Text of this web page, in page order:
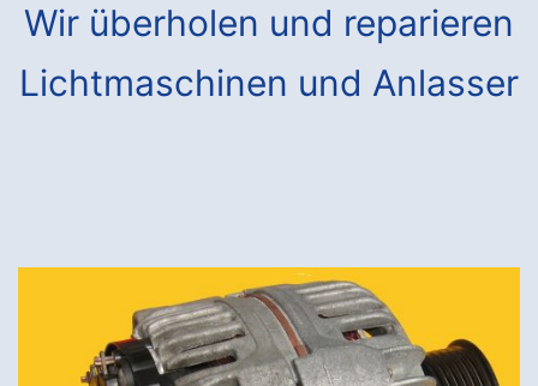
Wir überholen und reparieren
Lichtmaschinen und Anlasser